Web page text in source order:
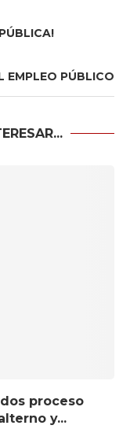
EMPLEO PÚBLICO
proceso
y...